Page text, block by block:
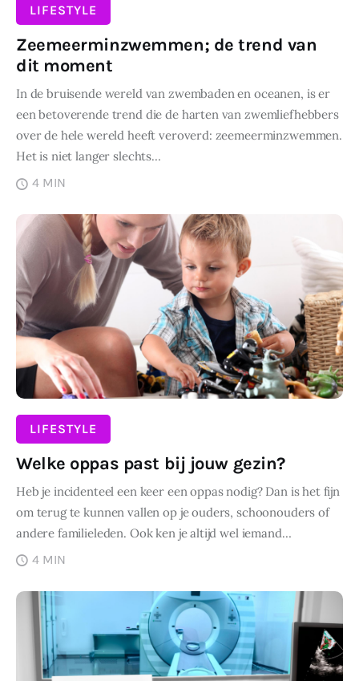
LIFESTYLE
Zeemeerminzwemmen; de trend van
dit moment
In de bruisende wereld van zwembaden en oceanen, is er
een betoverende trend die de harten van zwemliefhebbers
over de hele wereld heeft veroverd: zeemeerminzwemmen.
Het is niet langer slechts…
4 MIN
LIFESTYLE
Welke oppas past bij jouw gezin?
Heb je incidenteel een keer een oppas nodig? Dan is het fijn
om terug te kunnen vallen op je ouders, schoonouders of
andere familieleden. Ook ken je altijd wel iemand…
4 MIN
DELEN